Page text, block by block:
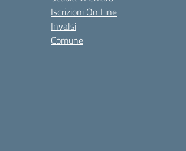
Iscrizioni On Line
Invalsi
Comune